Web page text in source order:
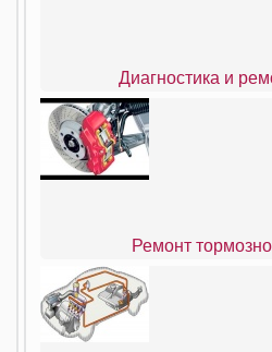
Диагностика и
Ремонт